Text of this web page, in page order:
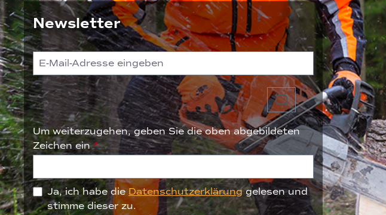
Newsletter
Um weiterzugehen, geben Sie die oben abgebildeten
Zeichen ein*
Ja, ich habe dieDatenschutzerklärunggelesen und
stimme dieser zu.